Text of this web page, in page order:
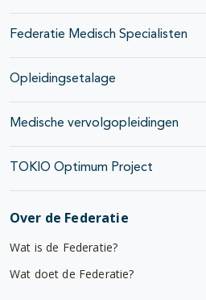
Federatie Medisch Specialisten
Opleidingsetalage
Medische vervolgopleidingen
TOKIO Optimum Project
Over de Federatie
Wat is de Federatie?
Wat doet de Federatie?